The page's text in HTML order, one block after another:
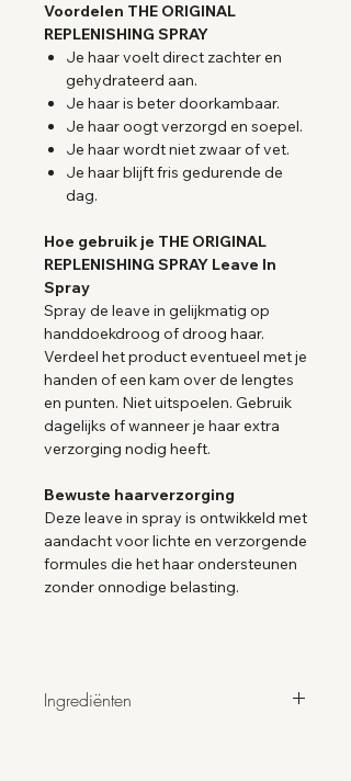
Voordelen THE ORIGINAL
REPLENISHING SPRAY
Je haar voelt direct zachter en
gehydrateerd aan.
Je haar is beter doorkambaar.
Je haar oogt verzorgd en soepel.
Je haar wordt niet zwaar of vet.
Je haar blijft fris gedurende de
dag.
Hoe gebruik je THE ORIGINAL
REPLENISHING SPRAY Leave In
Spray
Spray de leave in gelijkmatig op
handdoekdroog of droog haar.
Verdeel het product eventueel met je
handen of een kam over de lengtes
en punten. Niet uitspoelen. Gebruik
dagelijks of wanneer je haar extra
verzorging nodig heeft.
Bewuste haarverzorging
Deze leave in spray is ontwikkeld met
aandacht voor lichte en verzorgende
formules die het haar ondersteunen
zonder onnodige belasting.
Ingrediënten